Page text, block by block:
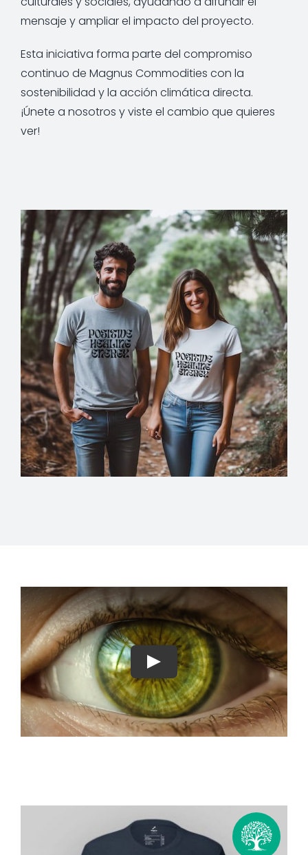
mensaje y ampliar el impacto del proyecto.
Esta iniciativa forma parte del compromiso
continuo de Magnus Commodities con la
sostenibilidad y la acción climática directa.
¡Únete a nosotros y viste el cambio que quieres
ver!